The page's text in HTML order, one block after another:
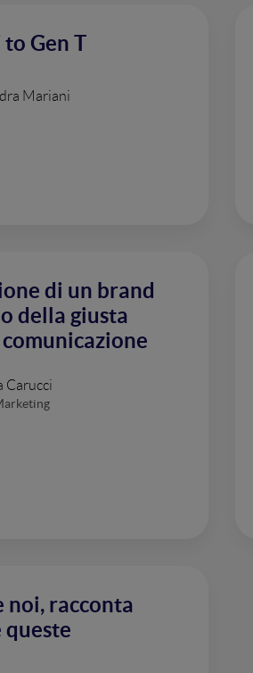
to Gen T
Mariani
di un brand
della giusta
Carucci
noi, racconta
queste